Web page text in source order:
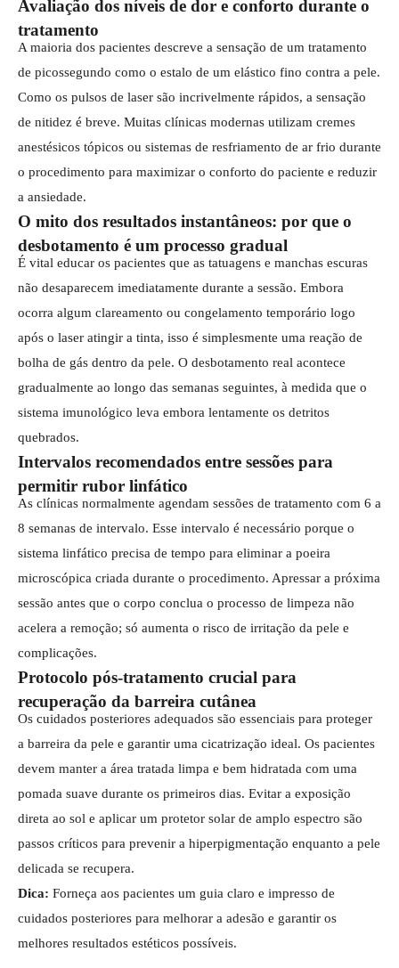
Avaliação dos níveis de dor e conforto durante o
tratamento
A maioria dos pacientes descreve a sensação de um tratamento
de picossegundo como o estalo de um elástico fino contra a pele.
Como os pulsos de laser são incrivelmente rápidos, a sensação
de nitidez é breve. Muitas clínicas modernas utilizam cremes
anestésicos tópicos ou sistemas de resfriamento de ar frio durante
o procedimento para maximizar o conforto do paciente e reduzir
a ansiedade.
O mito dos resultados instantâneos: por que o
desbotamento é um processo gradual
É vital educar os pacientes que as tatuagens e manchas escuras
não desaparecem imediatamente durante a sessão. Embora
ocorra algum clareamento ou congelamento temporário logo
após o laser atingir a tinta, isso é simplesmente uma reação de
bolha de gás dentro da pele. O desbotamento real acontece
gradualmente ao longo das semanas seguintes, à medida que o
sistema imunológico leva embora lentamente os detritos
quebrados.
Intervalos recomendados entre sessões para
permitir rubor linfático
As clínicas normalmente agendam sessões de tratamento com 6 a
8 semanas de intervalo. Esse intervalo é necessário porque o
sistema linfático precisa de tempo para eliminar a poeira
microscópica criada durante o procedimento. Apressar a próxima
sessão antes que o corpo conclua o processo de limpeza não
acelera a remoção; só aumenta o risco de irritação da pele e
complicações.
Protocolo pós-tratamento crucial para
recuperação da barreira cutânea
Os cuidados posteriores adequados são essenciais para proteger
a barreira da pele e garantir uma cicatrização ideal. Os pacientes
devem manter a área tratada limpa e bem hidratada com uma
pomada suave durante os primeiros dias. Evitar a exposição
direta ao sol e aplicar um protetor solar de amplo espectro são
passos críticos para prevenir a hiperpigmentação enquanto a pele
delicada se recupera.
Dica: Forneça aos pacientes um guia claro e impresso de
cuidados posteriores para melhorar a adesão e garantir os
melhores resultados estéticos possíveis.